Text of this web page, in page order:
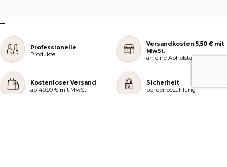
–
Professionelle
Produkte
Versandkosten 5,50 € mit
MwSt.
an eine Abholstation
Kostenloser Versand
ab 49,90 € mit MwSt.
Sicherheit
bei der bezahlung